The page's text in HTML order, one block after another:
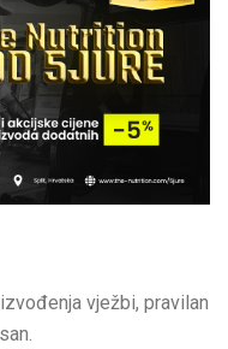
vježbi, pravilan